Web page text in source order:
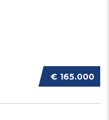
€ 165.000